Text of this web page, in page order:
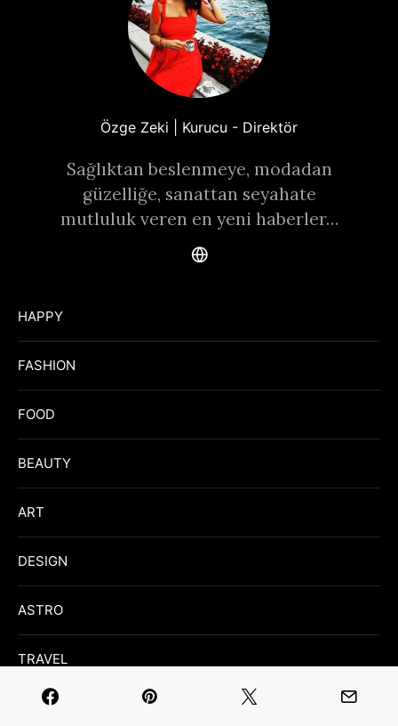
Özge Zeki | Kurucu - Direktör
Sağlıktan beslenmeye, modadan
güzelliğe, sanattan seyahate
mutluluk veren en yeni haberler…
HAPPY
FASHION
FOOD
BEAUTY
ART
DESIGN
ASTRO
TRAVEL